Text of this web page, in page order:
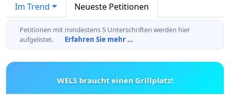
Im Trend Neueste Petitionen
Petitionen mit mindestens 5 Unterschriften werden hier
aufgelistet.
Erfahren Sie mehr …
WELS braucht einen Grillplatz!